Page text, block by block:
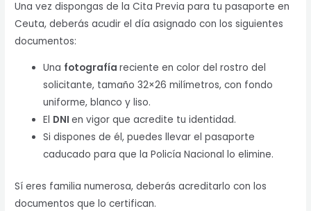
Una vez dispongas de la Cita Previa para tu pasaporte en
Ceuta, deberás acudir el día asignado con los siguientes
documentos:
Una fotografíareciente en color del rostro del
solicitante, tamaño 32×26 milímetros, con fondo
uniforme, blanco y liso.
El DNIen vigor que acredite tu identidad.
Si dispones de él, puedes llevar el pasaporte
caducado para que la Policía Nacional lo elimine.
Sí eres familia numerosa, deberás acreditarlo con los
documentos que lo certifican.